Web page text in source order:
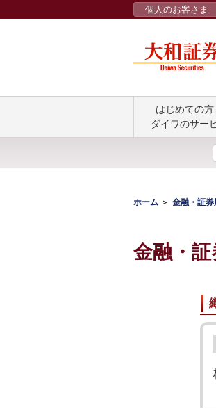
個人のお客さま
はじめての方
ダイワのサー
ホーム 金融・証
金融・